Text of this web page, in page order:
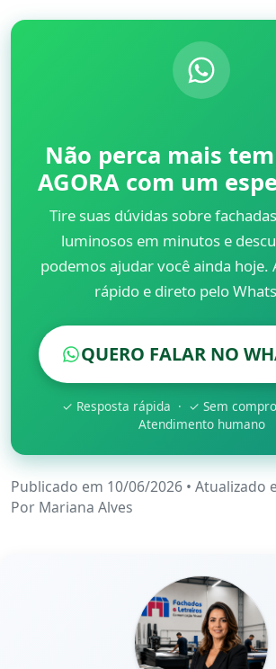
Não perca mais
AGORA com um
Tire suas dúvidas sobre
luminosos em minutos e
podemos ajudar você ainda
rápido e direto pelo
QUERO FALAR NO
✓ Resposta rápida · ✓ Sem
Atendimento humano
Publicado em 10/06/2026 • Atualizado
Por Mariana Alves